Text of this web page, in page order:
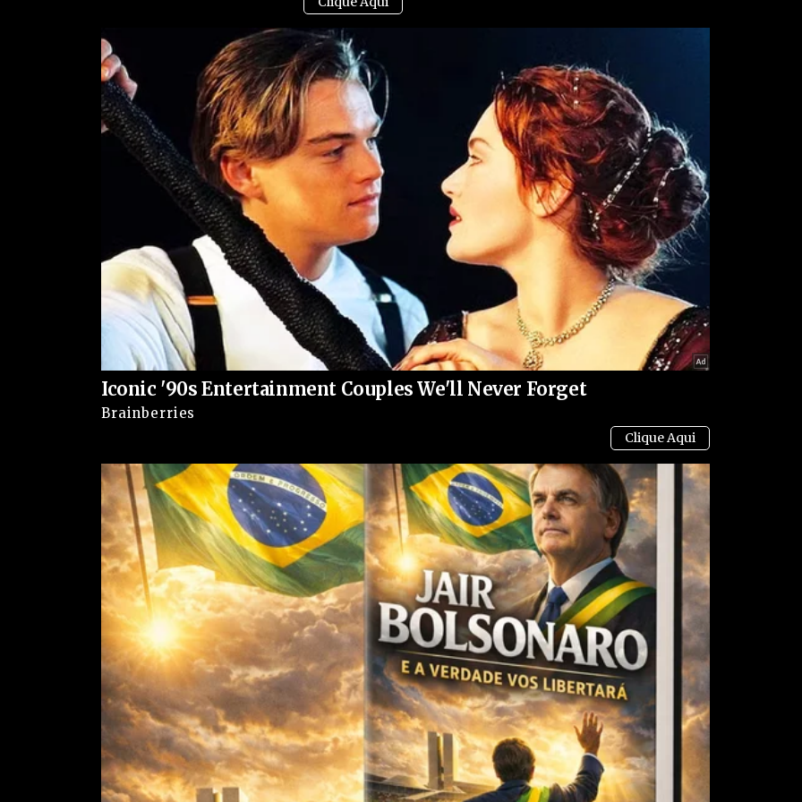
integração entre polícia, exército e órgãos de inteligência para enfrentar essa nova forma de ataque.
O episódio no Rio de Janeiro acende um alerta nacional sobre a capacidade do crime organizado em
se adaptar rapidamente às novas tecnologias. O uso de drones armados representa um salto
perigoso na criminalidade, colocando em risco não apenas os agentes de segurança, mas também a
população civil. O caso evidencia que o combate ao crime no país precisará ir além do armamento
convencional, exigindo inovação, preparo e uma resposta coordenada à altura da ameaça.
VEJA TAMBÉM:
Garanta acesso ao nosso conteúdo clicando aqui, para entrar no grupo do WhatsApp onde você
receberá todas as nossas matérias, notícias e artigos em primeira mão (apenas ADMs enviam
mensagens).
aqui
para ter acesso ao livro escrito por juristas, economistas, jornalistas e profissionais da
saúde conservadores que denuncia absurdos vividos no Brasil e no mundo, como tiranias,
campanhas anticientíficas, atos de corrupção, ilegalidades por notáveis autoridades, fraudes e
Iconic '90s Entertainment Couples We'll Never Forget
Brainberries